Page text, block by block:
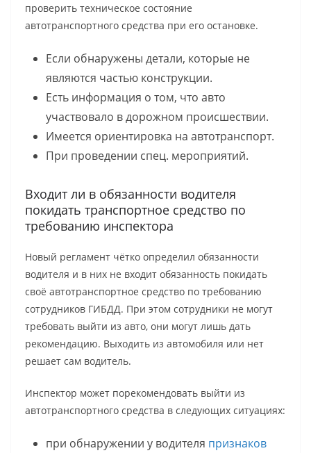
проверить техническое состояние
автотранспортного средства при его остановке.
Если обнаружены детали, которые не
являются частью конструкции.
Есть информация о том, что авто
участвовало в дорожном происшествии.
Имеется ориентировка на автотранспорт.
При проведении спец. мероприятий.
Входит ли в обязанности водителя
покидать транспортное средство по
требованию инспектора
Новый регламент чётко определил обязанности
водителя и в них не входит обязанность покидать
своё автотранспортное средство по требованию
сотрудников ГИБДД. При этом сотрудники не могут
требовать выйти из авто, они могут лишь дать
рекомендацию. Выходить из автомобиля или нет
решает сам водитель.
Инспектор может порекомендовать выйти из
автотранспортного средства в следующих ситуациях:
при обнаружении у водителя признаков